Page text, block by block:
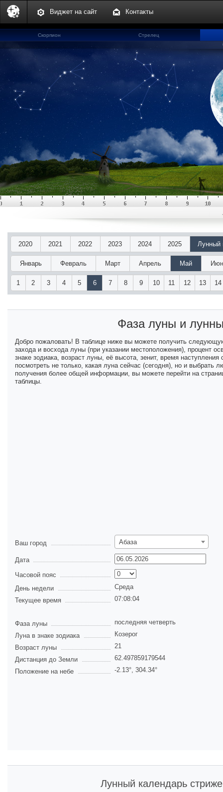
Виджет на сайт Контакты
Скорпион
Стрелец
2020 2021 2022 2023 2024 2025 Лунный
Январь Февраль Март Апрель Май
1 2 3 4 5 6 7 8 9 10 11 12 13 14
Фаза луны и
Добро пожаловать! В таблице ниже вы можете получить
захода и восхода луны (при указании местоположения), процент
знаке зодиака, возраст луны, её высота, зенит, время
посмотреть не только, какая луна сейчас (сегодня), но и
получения более общей информации, вы можете перейти на
таблицы.
Ваш город Абаза
Дата
Часовой пояс
День недели
Среда
Текущее время
07:08:04
Фаза луны
последняя четверть
Луна в знаке зодиака
Козерог
Возраст луны
21
Дистанция до Земли
62.497859179544
Положение на небе
-2.13°, 304.34°
Лунный календарь